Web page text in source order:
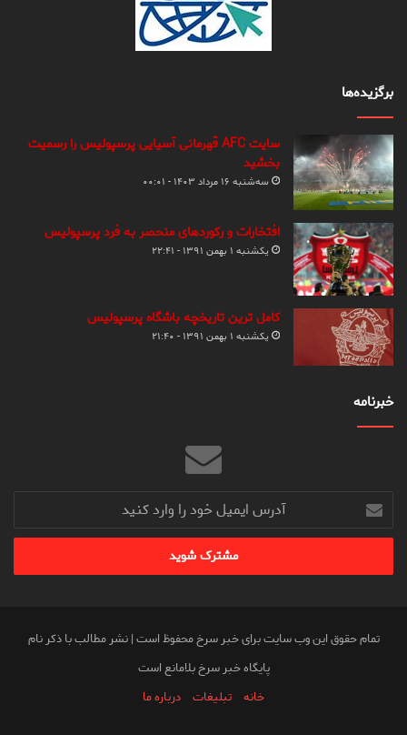
برگزیده‌ها
سایت AFC قهرمانی آسیایی پرسپولیس را رسمیت
بخشید
سه‌شنبه ۱۶ مرداد ۱۴۰۳ - ۰۰:۰۱
افتخارات و رکوردهای منحصر به فرد پرسپولیس
یکشنبه ۱ بهمن ۱۳۹۱ - ۲۲:۴۱
کامل ترین تاریخچه باشگاه پرسپولیس
یکشنبه ۱ بهمن ۱۳۹۱ - ۲۱:۴۰
خبرنامه
آدرس
ایمیل
خود
وارد
تمام حقوق این وب سایت برای خبر سرخ محفوظ است | نشر مطالب با ذکر نام
پایگاه خبر سرخ بلامانع است
خانه
تبلیغات درباره ما